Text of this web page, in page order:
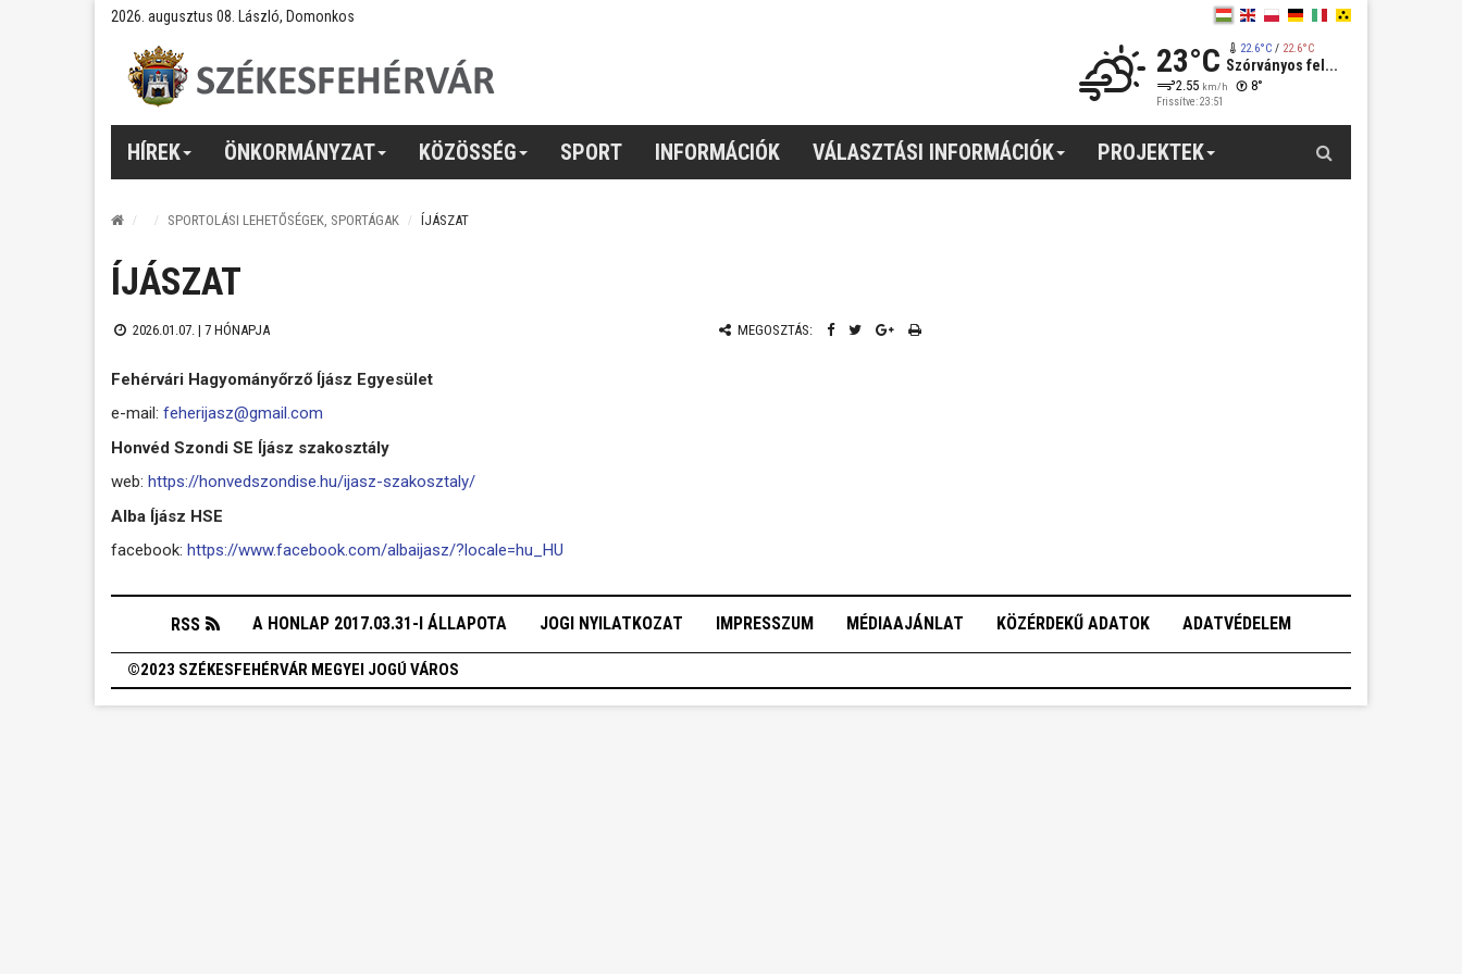
2026. augusztus 08. László, Domonkos
23°C 22.6°C/ 22.6°C
Szórványos fel...
2.55 km/h 8°
Frissítve: 23:51
HÍREK ÖNKORMÁNYZAT KÖZÖSSÉG SPORT INFORMÁCIÓK VÁLASZTÁSI INFORMÁCIÓK PROJEKTEK
SPORTOLÁSI LEHETŐSÉGEK, SPORTÁGAK ÍJÁSZAT
ÍJÁSZAT
2026.01.07. | 7 HÓNAPJA MEGOSZTÁS:
Fehérvári Hagyományőrző Íjász Egyesület
e-mail: feherijasz@gmail.com
Honvéd Szondi SE Íjász szakosztály
web: https://honvedszondise.hu/ijasz-szakosztaly/
Alba Íjász HSE
facebook: https://www.facebook.com/albaijasz/?locale=hu_HU
RSS A HONLAP 2017.03.31-I ÁLLAPOTA JOGI NYILATKOZAT IMPRESSZUM MÉDIAAJÁNLAT KÖZÉRDEKŰ ADATOK ADATVÉDELEM
©2023 SZÉKESFEHÉRVÁR MEGYEI JOGÚ VÁROS